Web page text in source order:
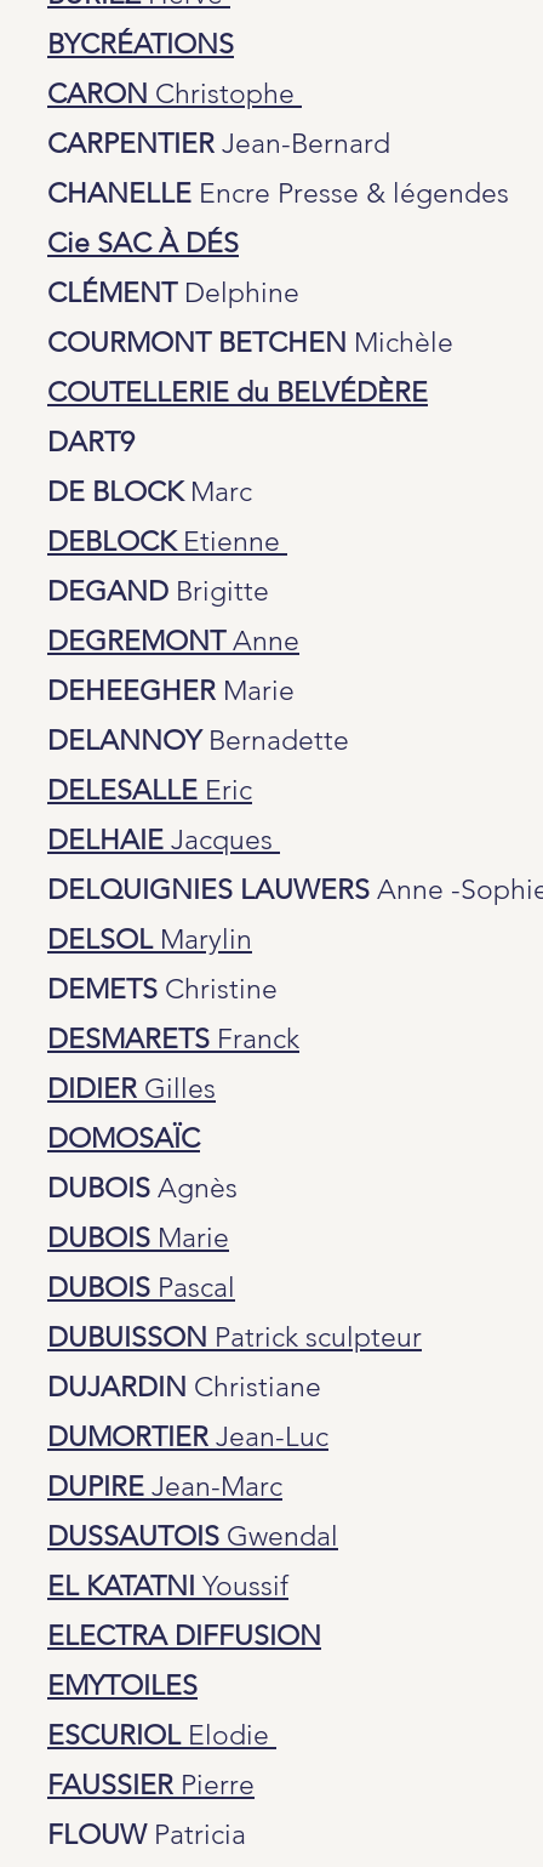
BYCRÉATIONS
CARON Christophe
CARPENTIER Jean-Bernard
CHANELLE Encre Presse & légendes
Cie SAC À DÉS
CLÉMENT Delphine
COURMONT BETCHEN Michèle
COUTELLERIE du BELVÉDÈRE
DART9
DE BLOCKMarc
DEBLOCKEtienne
DEGAND Brigitte
DEGREMONTAnne
DEHEEGHER Marie
DELANNOY Bernadette
DELESALLE Eric
DELHAIE Jacques
DELQUIGNIES LAUWERS Anne -
DELSOL Marylin
DEMETS Christine
DESMARETS Franck
DIDIER Gilles
DOMOSAÏC
DUBOIS Agnès
DUBOIS Marie
DUBOIS Pascal
DUBUISSON Patrick sculpteur
DUJARDIN Christiane
DUMORTIER Jean-Luc
DUPIRE Jean-Marc
DUSSAUTOIS Gwendal
EL KATATNI Youssif
ELECTRA DIFFUSION
EMYTOILES
ESCURIOLElodie
FAUSSIER Pierre
FLOUW Patricia